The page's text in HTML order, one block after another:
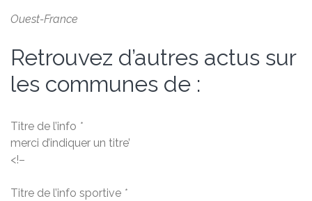
Ouest-France
Retrouvez d’autres actus sur
les communes de :
Titre de l’info *
merci d’indiquer un titre’
<!–
Titre de l’info sportive *